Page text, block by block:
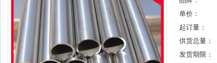
单价：
起订量：
供货总量：
发货期限：